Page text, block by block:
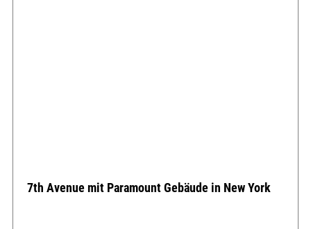
7th Avenue mit Paramount Gebäude in New York